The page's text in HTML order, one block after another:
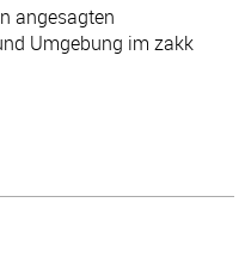
angesagten
Umgebung im zakk